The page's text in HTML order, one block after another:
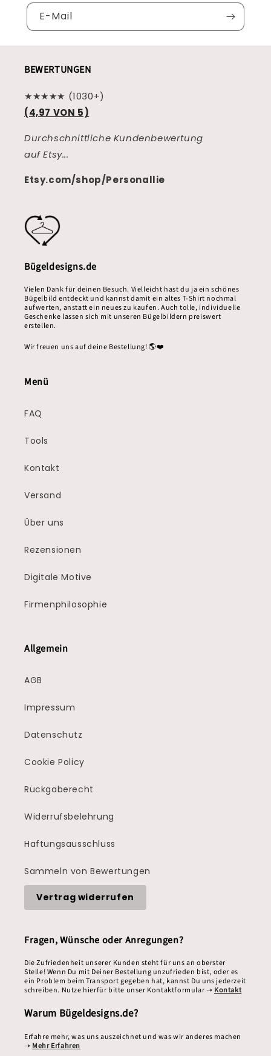
E-Mail
BEWERTUNGEN
★★★★★ (1030+)
(4,97 VON 5)
Durchschnittliche Kundenbewertung
auf Etsy...
Etsy.com/shop/Personallie
Bügeldesigns.de
Vielen Dank für deinen Besuch. Vielleicht hast du ja ein schönes
Bügelbild entdeckt und kannst damit ein altes T-Shirt nochmal
aufwerten, anstatt ein neues zu kaufen. Auch tolle, individuelle
Geschenke lassen sich mit unseren Bügelbildern preiswert
erstellen.
Wir freuen uns auf deine Bestellung! 🌎❤️
Menü
FAQ
Tools
Kontakt
Versand
Über uns
Rezensionen
Digitale Motive
Firmenphilosophie
Allgemein
AGB
Impressum
Datenschutz
Cookie Policy
Rückgaberecht
Widerrufsbelehrung
Haftungsausschluss
Sammeln von Bewertungen
Vertrag widerrufen
Fragen, Wünsche oder Anregungen?
Die Zufriedenheit unserer Kunden steht für uns an oberster
Stelle! Wenn Du mit Deiner Bestellung unzufrieden bist, oder es
ein Problem beim Transport gegeben hat, kannst Du uns jederzeit
schreiben. Nutze hierfür bitte unser Kontaktformular ➝ Kontakt
Warum Bügeldesigns.de?
Erfahre mehr, was uns auszeichnet und was wir anderes machen
➝ Mehr Erfahren